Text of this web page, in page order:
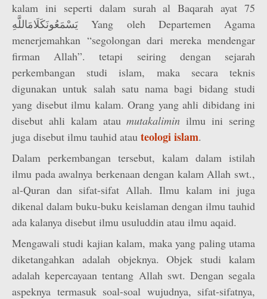
kalam ini seperti dalam surah al Baqarah ayat 75
يَسْمَعُونَكَلَامَاللَّهِ Yang oleh Departemen Agama
menerjemahkan “segolongan dari mereka mendengar
firman Allah”. tetapi seiring dengan sejarah
perkembangan studi islam, maka secara teknis
digunakan untuk salah satu nama bagi bidang studi
yang disebut ilmu kalam. Orang yang ahli dibidang ini
disebut ahli kalam ataumutakalimin ilmu ini sering
juga disebut ilmu tauhid atau teologi islam.
Dalam perkembangan tersebut, kalam dalam istilah
ilmu pada awalnya berkenaan dengan kalam Allah swt.,
al-Quran dan sifat-sifat Allah. Ilmu kalam ini juga
dikenal dalam buku-buku keislaman dengan ilmu tauhid
ada kalanya disebut ilmu usuluddin atau ilmu aqaid.
Mengawali studi kajian kalam, maka yang paling utama
diketangahkan adalah objeknya. Objek studi kalam
adalah kepercayaan tentang Allah swt. Dengan segala
aspeknya termasuk soal-soal wujudnya, sifat-sifatnya,